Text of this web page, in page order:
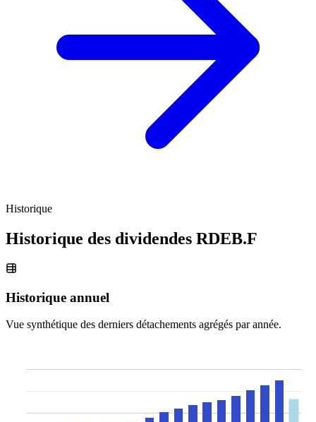
Historique
Historique des dividendes RDEB.F
Historique annuel
Vue synthétique des derniers détachements agrégés par année.